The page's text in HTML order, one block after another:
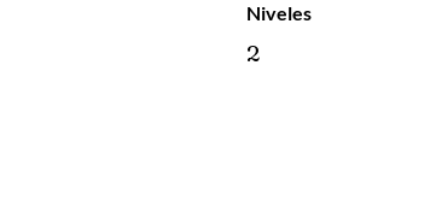
Niveles
2